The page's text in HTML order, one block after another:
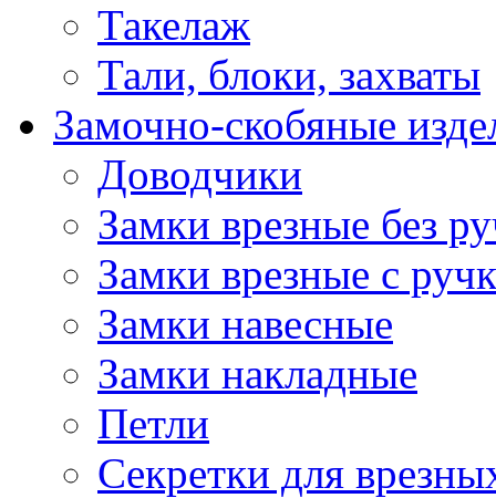
Такелаж
Тали, блоки, захваты
Замочно-скобяные
Доводчики
Замки врезные без
Замки врезные с
Замки навесные
Замки накладные
Петли
Секретки для